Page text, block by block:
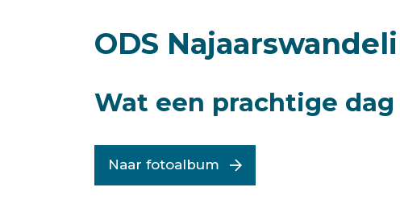
ODS
Wat een prachtige
Naar fotoalbum